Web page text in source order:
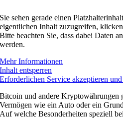
Sie sehen gerade einen
eigentlichen Inhalt zuzugreifen,
Bitte beachten Sie, dass dabei Daten
werden.
Mehr Informationen
Inhalt entsperren
Erforderlichen Service akzeptieren
Bitcoin und andere Kryptowährungen
Vermögen wie ein Auto oder ein
Auf welche Besonderheiten speziell